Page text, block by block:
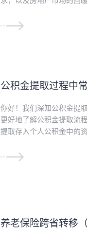
公积金提取过程中
你好！我们深知公积金提
更好地了解公积金提取流
提取存入个人公积金中的
养老保险跨省转移